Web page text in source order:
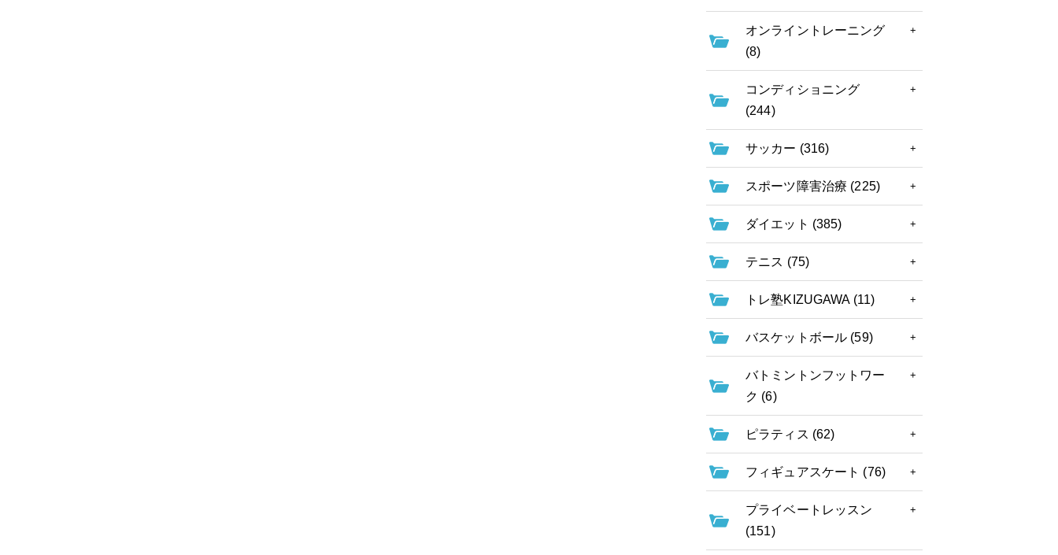
オンライントレーニング
(8)
コンディショニング
(244)
サッカー (316)
スポーツ障害治療 (225)
ダイエット (385)
テニス (75)
トレ塾KIZUGAWA (11)
バスケットボール (59)
バトミントンフットワー
ク (6)
ピラティス (62)
フィギュアスケート (76)
プライベートレッスン
(151)